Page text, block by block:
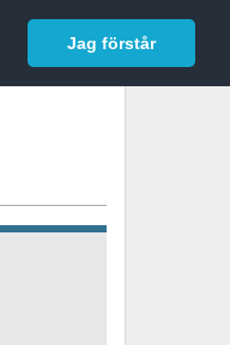
Jag förstår
Logga in